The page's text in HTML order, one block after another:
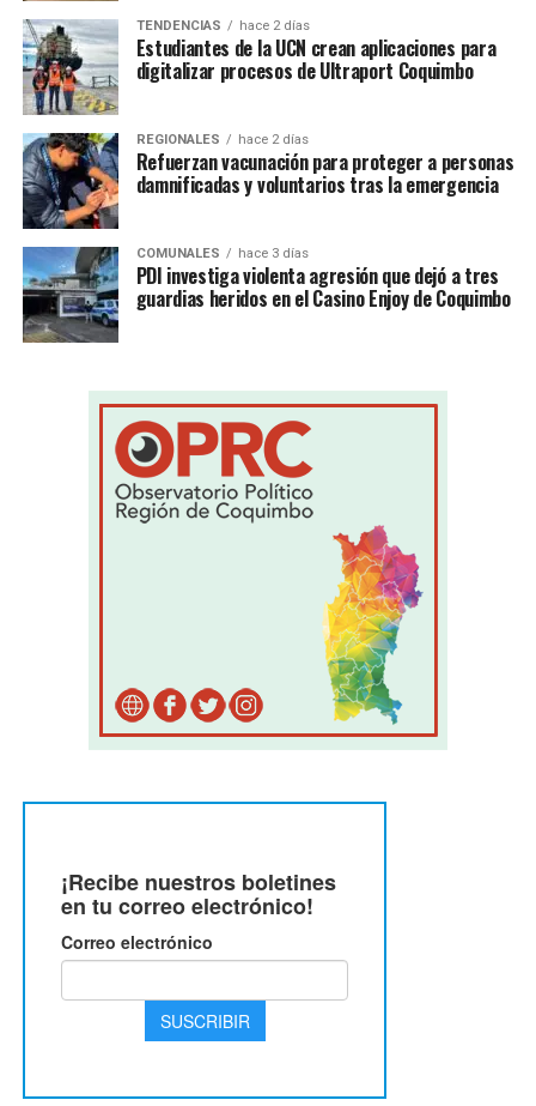
TENDENCIAS hace 2 días
Estudiantes de la UCN crean aplicaciones para
digitalizar procesos de Ultraport Coquimbo
REGIONALES hace 2 días
Refuerzan vacunación para proteger a personas
damnificadas y voluntarios tras la emergencia
COMUNALES hace 3 días
PDI investiga violenta agresión que dejó a tres
guardias heridos en el Casino Enjoy de Coquimbo